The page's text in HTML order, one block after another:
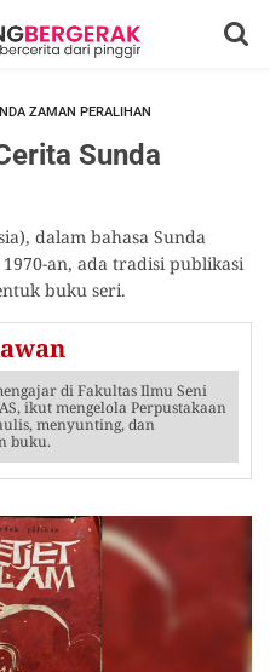
ZAMAN PERALIHAN
Sunda
dalam bahasa Sunda
an, ada tradisi publikasi
buku seri.
di Fakultas Ilmu Seni
ikut mengelola Perpustakaan
menyunting, dan
buku.